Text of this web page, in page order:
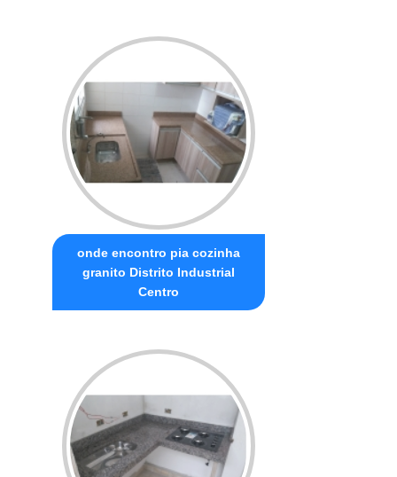
onde encontro pia cozinha
granito Distrito Industrial
Centro